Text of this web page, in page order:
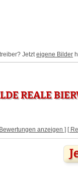
Jetzteigene Bilder
REALE
anzeigen ] [